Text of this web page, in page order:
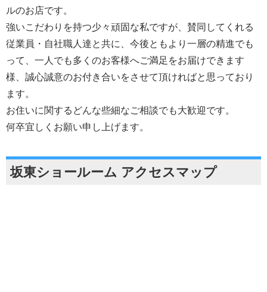
ルのお店です。
強いこだわりを持つ少々頑固な私ですが、賛同してくれる
従業員・自社職人達と共に、今後ともより一層の精進でも
って、一人でも多くのお客様へご満足をお届けできます
様、誠心誠意のお付き合いをさせて頂ければと思っており
ます。
お住いに関するどんな些細なご相談でも大歓迎です。
何卒宜しくお願い申し上げます。
坂東ショールーム アクセスマップ